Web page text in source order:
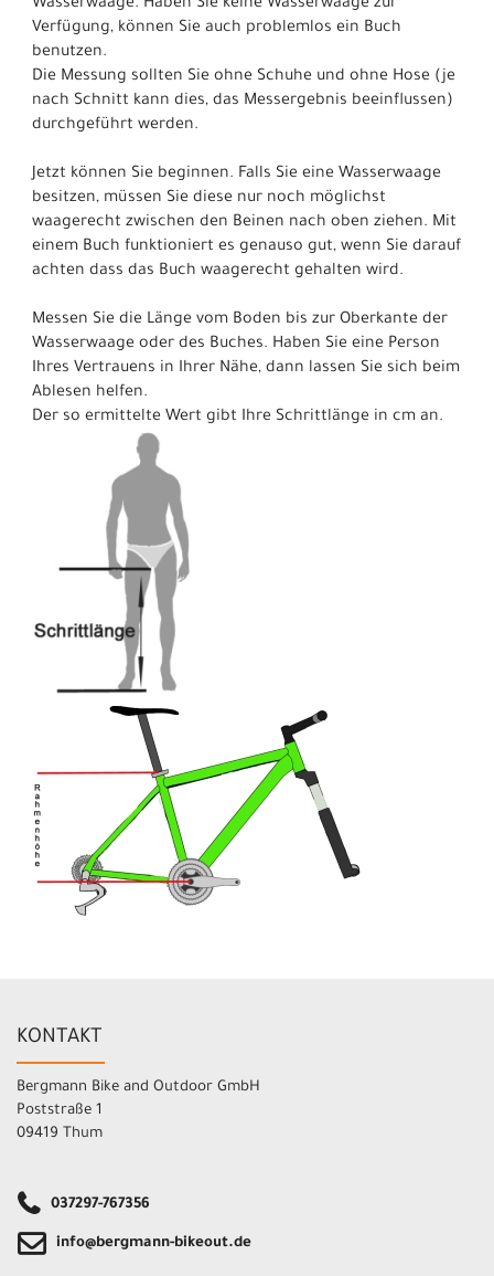
Wasserwaage. Haben Sie keine Wasserwaage zur
Verfügung, können Sie auch problemlos ein Buch
benutzen.
Die Messung sollten Sie ohne Schuhe und ohne Hose (je
nach Schnitt kann dies, das Messergebnis beeinflussen)
durchgeführt werden.
Jetzt können Sie beginnen. Falls Sie eine Wasserwaage
besitzen, müssen Sie diese nur noch möglichst
waagerecht zwischen den Beinen nach oben ziehen. Mit
einem Buch funktioniert es genauso gut, wenn Sie darauf
achten dass das Buch waagerecht gehalten wird.
Messen Sie die Länge vom Boden bis zur Oberkante der
Wasserwaage oder des Buches. Haben Sie eine Person
Ihres Vertrauens in Ihrer Nähe, dann lassen Sie sich beim
Ablesen helfen.
Der so ermittelte Wert gibt Ihre Schrittlänge in cm an.
KONTAKT
Bergmann Bike and Outdoor GmbH
Poststraße 1
09419 Thum
037297-767356
info@bergmann-bikeout.de